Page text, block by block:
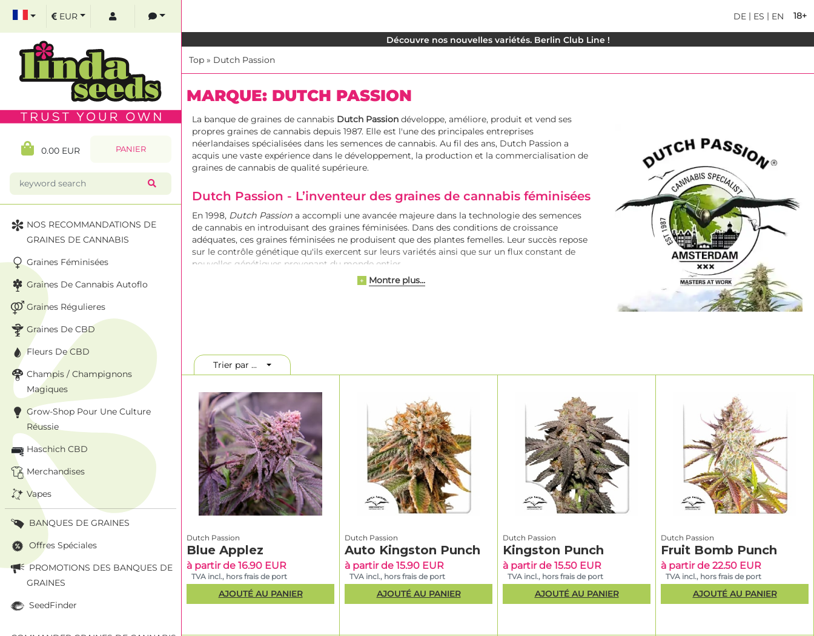
18+
DE | ES | EN
Découvre nos nouvelles variétés. Berlin Club Line !
Top » Dutch Passion
MARQUE: DUTCH PASSION
La banque de graines de cannabis Dutch Passion développe, améliore, produit et vend ses
propres graines de cannabis depuis 1987. Elle est l'une des principales entreprises
néerlandaises spécialisées dans les semences de cannabis. Au fil des ans, Dutch Passion a
acquis une vaste expérience dans le développement, la production et la commercialisation de
graines de cannabis de qualité supérieure.
Dutch Passion - L’inventeur des graines de cannabis féminisées
En 1998, Dutch Passion a accompli une avancée majeure dans la technologie des semences
de cannabis en introduisant des graines féminisées. Dans des conditions de croissance
adéquates, ces graines féminisées ne produisent que des plantes femelles. Leur succès repose
sur le contrôle génétique qu'ils exercent sur leurs variétés ainsi que sur un flux constant de
nouvelles génétiques provenant du monde entier.
Leur priorité est l'amélioration de leur stock de graines. En plus de la génétique, ils
+ Montre plus...
Trier par ...
Dutch Passion
Blue Applez
à partir de 16.90 EUR
TVA incl., hors frais de port
AJOUTÉ AU PANIER
Dutch Passion
Auto Kingston Punch
à partir de 15.90 EUR
TVA incl., hors frais de port
AJOUTÉ AU PANIER
Dutch Passion
Kingston Punch
à partir de 15.50 EUR
TVA incl., hors frais de port
AJOUTÉ AU PANIER
Dutch Passion
Fruit Bomb Punch
à partir de 22.50 EUR
TVA incl., hors frais de port
AJOUTÉ AU PANIER
EUR
0.00 EUR PANIER
NOS RECOMMANDATIONS DE
GRAINES DE CANNABIS
Graines Féminisées
Graines De Cannabis Autoflo
Graines Régulieres
Graines De CBD
Fleurs De CBD
Champis / Champignons
Magiques
Grow-Shop Pour Une Culture
Réussie
Haschich CBD
Merchandises
Vapes
BANQUES DE GRAINES
Offres Spéciales
PROMOTIONS DES BANQUES DE
GRAINES
SeedFinder